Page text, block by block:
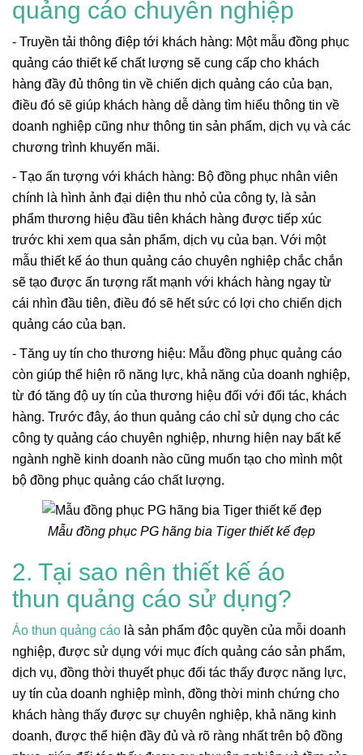
quảng cáo chuyên nghiệp
- Truyền tải thông điệp tới khách hàng: Một mẫu đồng phục
quảng cáo thiết kế chất lượng sẽ cung cấp cho khách
hàng đầy đủ thông tin về chiến dịch quảng cáo của bạn,
điều đó sẽ giúp khách hàng dễ dàng tìm hiểu thông tin về
doanh nghiệp cũng như thông tin sản phẩm, dịch vụ và các
chương trình khuyến mãi.
- Tạo ấn tượng với khách hàng: Bộ đồng phục nhân viên
chính là hình ảnh đại diện thu nhỏ của công ty, là sản
phẩm thương hiệu đầu tiên khách hàng được tiếp xúc
trước khi xem qua sản phẩm, dịch vụ của bạn. Với một
mẫu thiết kế áo thun quảng cáo chuyên nghiệp chắc chắn
sẽ tạo được ấn tượng rất mạnh với khách hàng ngay từ
cái nhìn đầu tiên, điều đó sẽ hết sức có lợi cho chiến dịch
quảng cáo của bạn.
- Tăng uy tín cho thương hiệu: Mẫu đồng phục quảng cáo
còn giúp thể hiện rõ năng lực, khả năng của doanh nghiệp,
từ đó tăng độ uy tín của thương hiệu đối với đối tác, khách
hàng. Trước đây, áo thun quảng cáo chỉ sử dụng cho các
công ty quảng cáo chuyên nghiệp, nhưng hiện nay bất kể
ngành nghề kinh doanh nào cũng muốn tạo cho mình một
bộ đồng phục quảng cáo chất lượng.
Mẫu đồng phục PG hãng bia Tiger thiết kế đẹp
2. Tại sao nên thiết kế áo
thun quảng cáo sử dụng?
Áo thun quảng cáo là sản phẩm độc quyền của mỗi doanh
nghiệp, được sử dụng với mục đích quảng cáo sản phẩm,
dịch vụ, đồng thời thuyết phục đối tác thấy được năng lực,
uy tín của doanh nghiệp mình, đồng thời minh chứng cho
khách hàng thấy được sự chuyên nghiệp, khả năng kinh
doanh, được thể hiện đầy đủ và rõ ràng nhất trên bộ đồng